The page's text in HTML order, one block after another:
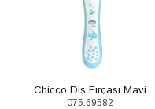
Chicco Diş Fırçası Mavi
075.69582